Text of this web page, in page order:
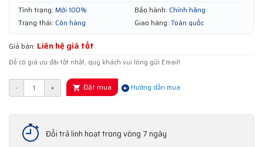
Tình trạng: Mới 100% Bảo hành: Chính hãng
Trạng thái: Còn hàng Giao hàng: Toàn quốc
Giá bán: Liên hệ giá tốt
Để có giá ưu đãi tốt nhất, quý khách vui lòng gửi Email!
- + Đặt mua Hướng dẫn mua
Đổi trả linh hoạt trong vòng 7 ngày